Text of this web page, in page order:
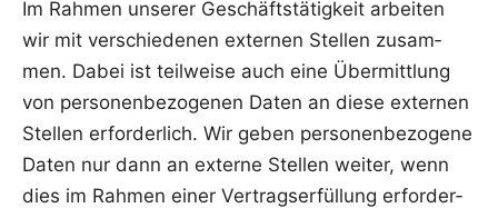
Im Rah­men unse­rer Geschäfts­tä­tig­keit arbei­ten
wir mit ver­schie­de­nen exter­nen Stel­len zusam­
men. Dabei ist teil­wei­se auch eine Über­mitt­lung
von per­so­nen­be­zo­ge­nen Daten an die­se exter­nen
Stel­len erfor­der­lich. Wir geben per­so­nen­be­zo­ge­ne
Daten nur dann an exter­ne Stel­len wei­ter, wenn
dies im Rah­men einer Ver­trags­er­fül­lung erfor­der­